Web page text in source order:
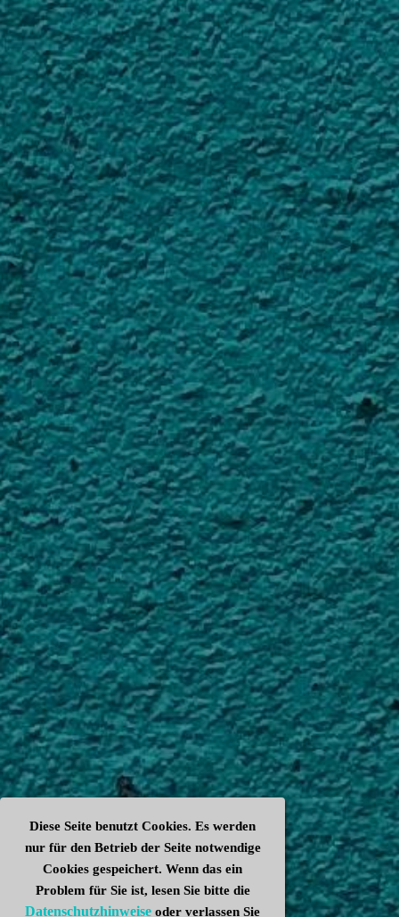
Diese Seite benutzt Cookies. Es werden
nur für den Betrieb der Seite notwendige
Cookies gespeichert. Wenn das ein
Problem für Sie ist, lesen Sie bitte die
Datenschutzhinweise oder verlassen Sie